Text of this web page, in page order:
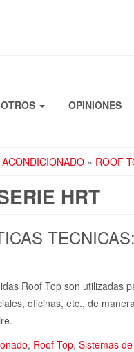
OTROS OPINIONES
» ROOF
HRT
TECNICAS:
Roof Top son utilizadas
oficinas, etc., de
, Roof Top, Sistemas